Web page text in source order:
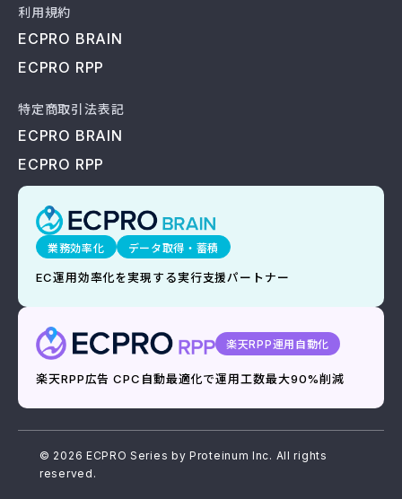
利用規約
ECPRO BRAIN
ECPRO RPP
特定商取引法表記
ECPRO BRAIN
ECPRO RPP
業務効率化 データ取得・蓄積
EC運用効率化を実現する実行支援パートナー
楽天RPP運用自動化
楽天RPP広告 CPC自動最適化で運用工数最大90%削減
© 2026 ECPRO Series by Proteinum Inc. All rights
reserved.